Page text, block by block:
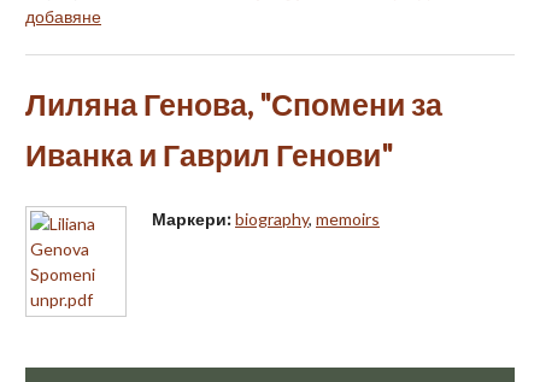
добавяне
Лиляна Генова, "Спомени за
Иванка и Гаврил Генови"
Маркери:biography, memoirs